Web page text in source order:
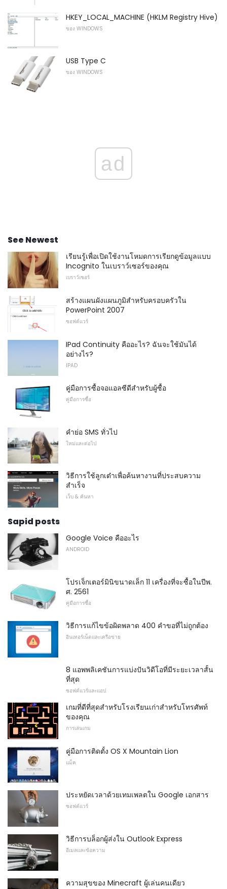
HKEY_LOCAL_MACHINE (HKLM Registry Hive)
ของ WINDOWS
USB Type C
ของ WINDOWS
ad
See Newest
เรียนรู้เพื่อเปิดใช้งานโหมดการเรียกดูข้อมูลแบบ
Incognito ในเบราว์เซอร์ของคุณ
เบราว์เซอร์
สร้างแผนผังแผนภูมิสำหรับครอบครัวใน
PowerPoint 2007
ซอฟต์แวร์
IPad Continuity คืออะไร? ฉันจะใช้มันได้
อย่างไร?
IPAD
คู่มือการซื้อจอแอลซีดีสำหรับผู้ซื้อ
คู่มือการซื้อ
คำย่อ SMS ทั่วไป
ใหม่และต่อไป
วิธีการใช้ลูกเต๋าเพื่อค้นหางานที่ประสบความ
สำเร็จ
เว็บ & ค้นหา
Sapid posts
Google Voice คืออะไร
ANDROID
โปรเจ็กเตอร์มินิขนาดเล็ก 11 เครื่องที่จะซื้อในปีพ.
ศ. 2561
คู่มือการซื้อ
วิธีการแก้ไขข้อผิดพลาด 400 คำขอที่ไม่ถูกต้อง
อินเทอร์เน็ตและเครือข่าย
8 แอพพลิเคชันการแบ่งปันวิดีโอที่มีระยะเวลาสั้น
ที่สุด
ซอฟต์แวร์และแอป
เกมที่ดีที่สุดสำหรับโรงเรียนเก่าสำหรับโทรศัพท์
ของคุณ
การเล่นเกม
คู่มือการติดตั้ง OS X Mountain Lion
แม็ค
ประหยัดเวลาด้วยเทมเพลตใน Google เอกสาร
ซอฟต์แวร์
วิธีการบล็อกผู้ส่งใน Outlook Express
อีเมลและข้อความ
ความสุขของ Minecraft ผู้เล่นคนเดียว